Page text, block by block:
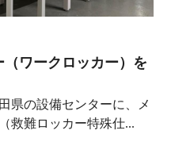
（ワークロッカー）を
県の設備センターに、メ
救難ロッカー特殊仕...